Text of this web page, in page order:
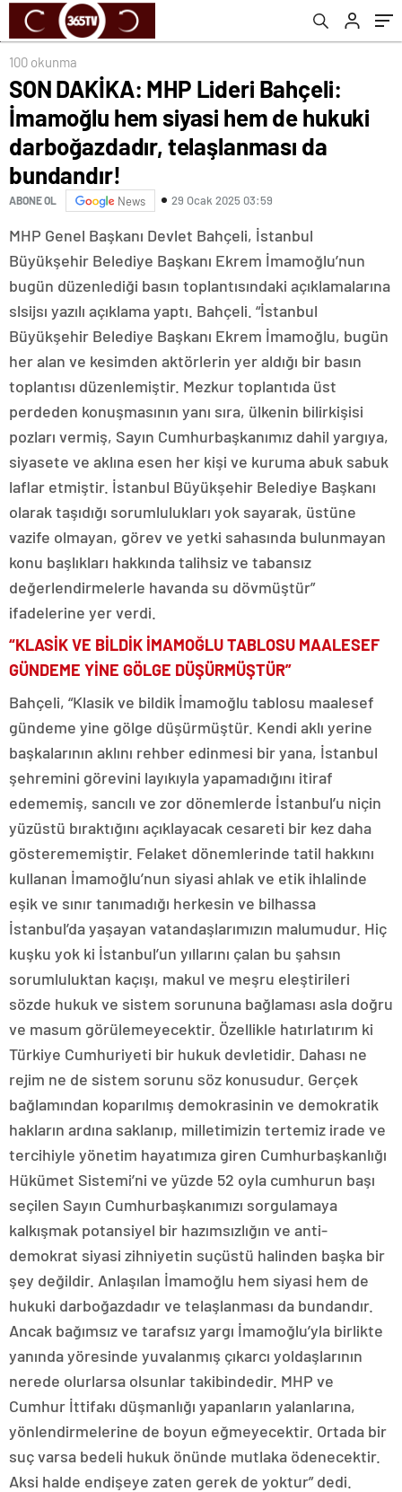
telaşlanması da bundandır!
100 okunma
SON DAKİKA: MHP Lideri Bahçeli:
İmamoğlu hem siyasi hem de hukuki
darboğazdadır, telaşlanması da
bundandır!
ABONE OL News 29 Ocak 2025 03:59
MHP Genel Başkanı Devlet Bahçeli, İstanbul
Büyükşehir Belediye Başkanı Ekrem İmamoğlu’nun
bugün düzenlediği basın toplantısındaki açıklamalarına
slsijsı yazılı açıklama yaptı. Bahçeli. “İstanbul
Büyükşehir Belediye Başkanı Ekrem İmamoğlu, bugün
her alan ve kesimden aktörlerin yer aldığı bir basın
toplantısı düzenlemiştir. Mezkur toplantıda üst
perdeden konuşmasının yanı sıra, ülkenin bilirkişisi
pozları vermiş, Sayın Cumhurbaşkanımız dahil yargıya,
siyasete ve aklına esen her kişi ve kuruma abuk sabuk
laflar etmiştir. İstanbul Büyükşehir Belediye Başkanı
olarak taşıdığı sorumlulukları yok sayarak, üstüne
vazife olmayan, görev ve yetki sahasında bulunmayan
konu başlıkları hakkında talihsiz ve tabansız
değerlendirmelerle havanda su dövmüştür”
ifadelerine yer verdi.
“KLASİK VE BİLDİK İMAMOĞLU TABLOSU MAALESEF
GÜNDEME YİNE GÖLGE DÜŞÜRMÜŞTÜR”
Bahçeli, “Klasik ve bildik İmamoğlu tablosu maalesef
gündeme yine gölge düşürmüştür. Kendi aklı yerine
başkalarının aklını rehber edinmesi bir yana, İstanbul
şehremini görevini layıkıyla yapamadığını itiraf
edememiş, sancılı ve zor dönemlerde İstanbul’u niçin
yüzüstü bıraktığını açıklayacak cesareti bir kez daha
gösterememiştir. Felaket dönemlerinde tatil hakkını
kullanan İmamoğlu’nun siyasi ahlak ve etik ihlalinde
eşik ve sınır tanımadığı herkesin ve bilhassa
İstanbul’da yaşayan vatandaşlarımızın malumudur. Hiç
kuşku yok ki İstanbul’un yıllarını çalan bu şahsın
sorumluluktan kaçışı, makul ve meşru eleştirileri
sözde hukuk ve sistem sorununa bağlaması asla doğru
ve masum görülemeyecektir. Özellikle hatırlatırım ki
Türkiye Cumhuriyeti bir hukuk devletidir. Dahası ne
rejim ne de sistem sorunu söz konusudur. Gerçek
bağlamından koparılmış demokrasinin ve demokratik
hakların ardına saklanıp, milletimizin tertemiz irade ve
tercihiyle yönetim hayatımıza giren Cumhurbaşkanlığı
Hükümet Sistemi’ni ve yüzde 52 oyla cumhurun başı
seçilen Sayın Cumhurbaşkanımızı sorgulamaya
kalkışmak potansiyel bir hazımsızlığın ve anti-
demokrat siyasi zihniyetin suçüstü halinden başka bir
şey değildir. Anlaşılan İmamoğlu hem siyasi hem de
hukuki darboğazdadır ve telaşlanması da bundandır.
Ancak bağımsız ve tarafsız yargı İmamoğlu’yla birlikte
yanında yöresinde yuvalanmış çıkarcı yoldaşlarının
nerede olurlarsa olsunlar takibindedir. MHP ve
Cumhur İttifakı düşmanlığı yapanların yalanlarına,
yönlendirmelerine de boyun eğmeyecektir. Ortada bir
suç varsa bedeli hukuk önünde mutlaka ödenecektir.
Aksi halde endişeye zaten gerek de yoktur” dedi.